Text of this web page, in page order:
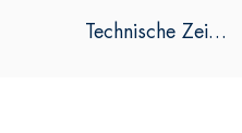
Technische Zeichnung